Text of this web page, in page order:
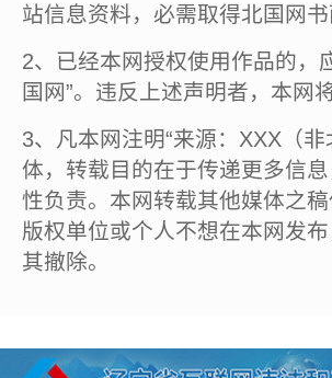
站信息资料，必需取得北国网
2、已经本网授权使用作品的，
国网”。违反上述声明者，本网
3、凡本网注明“来源：XXX（
体，转载目的在于传递更多信
性负责。本网转载其他媒体之
版权单位或个人不想在本网发
其撤除。